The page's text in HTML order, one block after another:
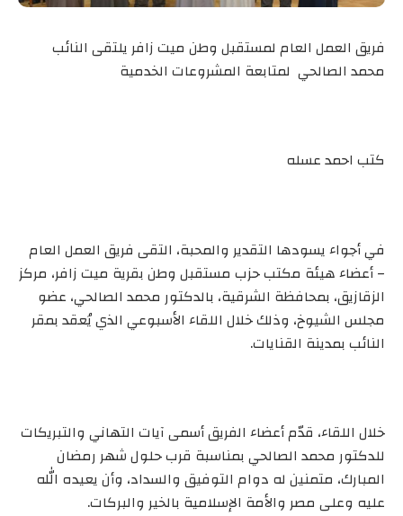
فريق العمل العام لمستقبل وطن ميت زافر يلتقى النائب
محمد الصالحي لمتابعة المشروعات الخدمية
كتب احمد عسله
في أجواء يسودها التقدير والمحبة، التقى فريق العمل العام
– أعضاء هيئة مكتب حزب مستقبل وطن بقرية ميت زافر، مركز
الزقازيق، بمحافظة الشرقية، بالدكتور محمد الصالحي، عضو
مجلس الشيوخ، وذلك خلال اللقاء الأسبوعي الذي يُعقد بمقر
النائب بمدينة القنايات.
خلال اللقاء، قدّم أعضاء الفريق أسمى آيات التهاني والتبريكات
للدكتور محمد الصالحي بمناسبة قرب حلول شهر رمضان
المبارك، متمنين له دوام التوفيق والسداد، وأن يعيده الله
عليه وعلى مصر والأمة الإسلامية بالخير والبركات.